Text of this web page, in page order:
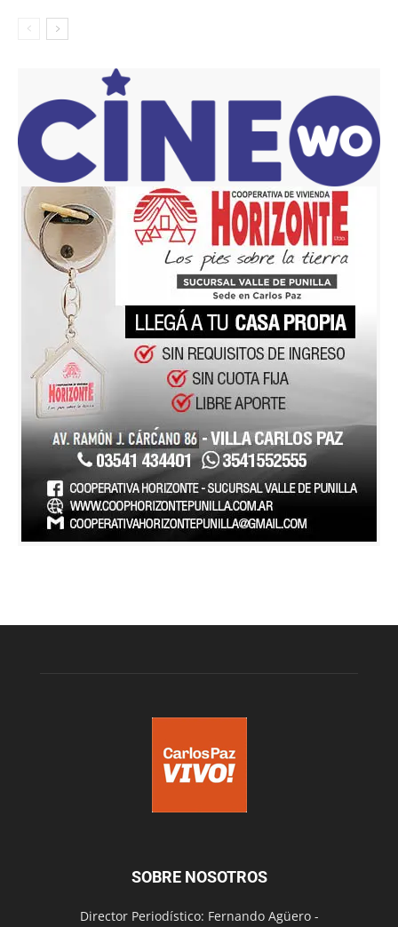
SOBRE NOSOTROS
Director Periodístico: Fernando Agüero -